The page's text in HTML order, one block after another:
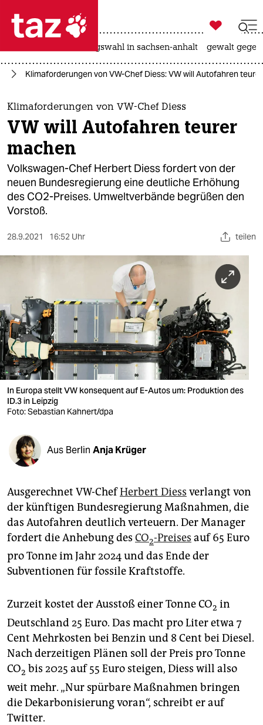
 taz zahl ich
taz zahl ich
themen
politik
öko
gesellschaft
kultur
sport
berlin
wahrheit
verlag
verlag
veranstaltungen
shop
fragen & hilfe
unterstützen
genossenschaft
epaper login

taz zahl ich
landtagswahl in sachsen-anhalt gewalt
Klimaforderungen von VW-Chef Diess: VW will Autofahren
Klimaforderungen von VW-Chef Diess
VW will Autofahren teurer
machen
Volkswagen-Chef Herbert Diess fordert von der
neuen Bundesregierung eine deutliche Erhöhung
des CO2-Preises. Umweltverbände begrüßen den
Vorstoß.
28.9.2021 16:52 Uhr teilen
In Europa stellt VW konsequent auf E-Autos um: Produktion des
ID.3 in Leipzig
Foto: Sebastian Kahnert/dpa
Aus Berlin Anja Krüger
Ausgerechnet VW-ChefHerbert Diess verlangt von
der künftigen Bundesregierung Maßnahmen, die
das Autofahren deutlich verteuern. Der Manager
fordert die Anhebung des CO2-Preises auf 65 Euro
pro Tonne im Jahr 2024 und das Ende der
Subventionen für fossile Kraftstoffe.
Zurzeit kostet der Ausstoß einer Tonne CO2 in
Deutschland 25 Euro. Das macht pro Liter etwa 7
Cent Mehrkosten bei Benzin und 8 Cent bei Diesel.
Nach derzeitigen Plänen soll der Preis pro Tonne
CO2 bis 2025 auf 55 Euro steigen, Diess will also
weit mehr. „Nur spürbare Maßnahmen bringen
die Dekarbonisierung voran“, schreibt er auf
Twitter.